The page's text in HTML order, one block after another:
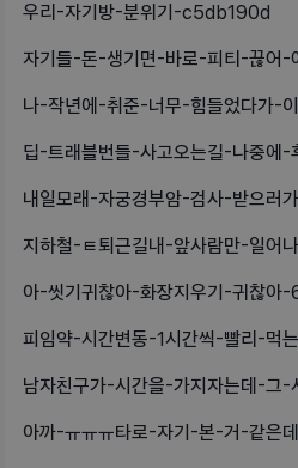
우리-자기방-분위기-c5db190d
자기들-돈-생기면-바로-피티-끊어
나-작년에-취준-너무-힘들었다가-
딥-트래블번들-사고오는길-나중
내일모래-자궁경부암-검사-받으러
지하철-ㅌ퇴근길내-앞사람만-일어
아-씻기귀찮아-화장지우기-귀찮
피임약-시간변동-1시간씩-빨리-먹
남자친구가-시간을-가지자는데-
아까-ㅠㅠㅠ타로-자기-본-거-같